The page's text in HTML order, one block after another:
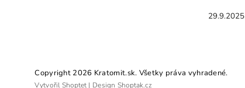
29.9.2025
Copyright 2026 Kratomit.sk. Všetky práva vyhradené.
VytvořilShoptet | DesignShoptak.cz